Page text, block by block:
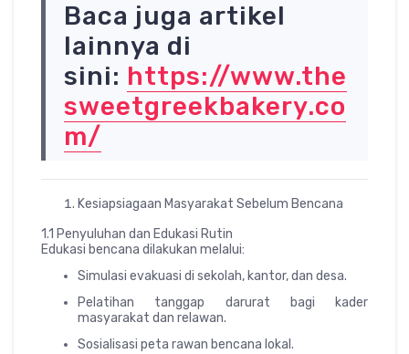
Baca juga artikel
lainnya di
sini: https://www.the
sweetgreekbakery.co
m/
Kesiapsiagaan Masyarakat Sebelum Bencana
1.1 Penyuluhan dan Edukasi Rutin
Edukasi bencana dilakukan melalui:
Simulasi evakuasi di sekolah, kantor, dan desa.
Pelatihan tanggap darurat bagi kader
masyarakat dan relawan.
Sosialisasi peta rawan bencana lokal.